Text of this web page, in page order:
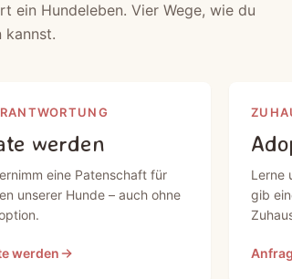
ein Hundeleben. Vier Wege, wie du
werden
eine Patenschaft für
unserer Hunde – auch ohne
werden
Lerne
gib